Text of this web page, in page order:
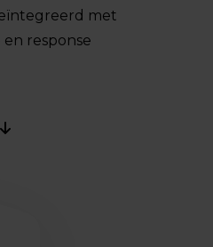
met
response